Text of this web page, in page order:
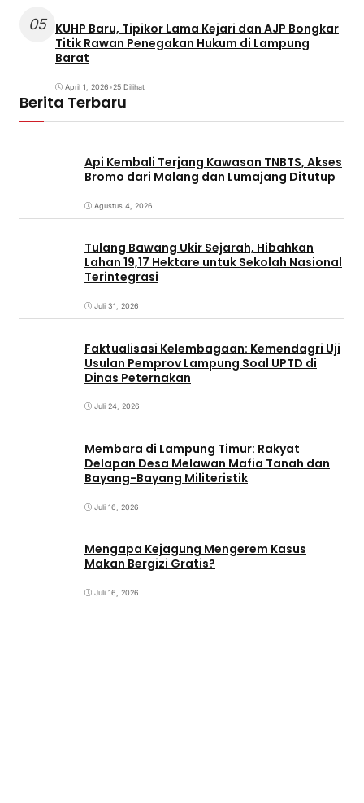
05 KUHP Baru, Tipikor Lama Kejari dan AJP Bongkar
Titik Rawan Penegakan Hukum di Lampung
Barat
April 1, 2026•25 Dilihat
Berita Terbaru
Api Kembali Terjang Kawasan TNBTS, Akses
Bromo dari Malang dan Lumajang Ditutup
Agustus 4, 2026
Tulang Bawang Ukir Sejarah, Hibahkan
Lahan 19,17 Hektare untuk Sekolah Nasional
Terintegrasi
Juli 31, 2026
Faktualisasi Kelembagaan: Kemendagri Uji
Usulan Pemprov Lampung Soal UPTD di
Dinas Peternakan
Juli 24, 2026
Membara di Lampung Timur: Rakyat
Delapan Desa Melawan Mafia Tanah dan
Bayang-Bayang Militeristik
Juli 16, 2026
Mengapa Kejagung Mengerem Kasus
Makan Bergizi Gratis?
Juli 16, 2026